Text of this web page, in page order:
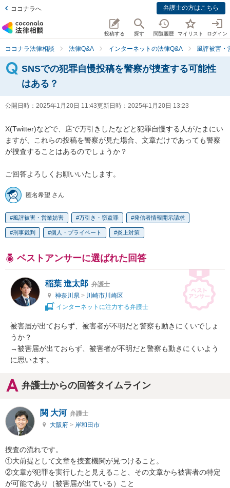
ココナラへ 弁護士の方はこちら
投稿する 探す 閲覧履歴 マイリスト ログイン
ココナラ法律相談 法律Q&A インターネットの法律Q&A 風評被害・
SNSでの犯罪自慢投稿を警察が捜査する可能性
はある？
公開日時： 2025年1月20日 11:43更新日時： 2025年1月20日 13:23
X(Twitter)などで、店で万引きしたなどと犯罪自慢する人がたまにい
ますが、これらの投稿を警察が見た場合、文章だけであっても警察
が捜査することはあるのでしょうか？
ご回答よろしくお願いいたします。
匿名希望 さん
風評被害・営業妨害 万引き・窃盗罪 発信者情報開示請求
刑事裁判 個人・プライベート 炎上対策
ベストアンサーに選ばれた回答
稲葉 進太郎 弁護士
神奈川県 > 川崎市川崎区
インターネットに注力する弁護士
被害届が出ておらず、被害者が不明だと警察も動きにくいでしょ
うか？
→被害届が出ておらず、被害者が不明だと警察も動きにくいよう
に思います。
弁護士からの回答タイムライン
関 大河 弁護士
大阪府 > 岸和田市
捜査の流れです。
①大前提として文章を捜査機関が見つけること。
②文章が犯罪を実行したと見えること、その文章から被害者の特定
が可能であり（被害届が出ている）こと